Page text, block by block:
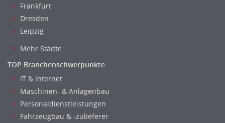
Frankfurt
Dresden
Leipzig
Mehr Städte
TOP Branchenschwerpunkte
IT & Internet
Maschinen- & Anlagenbau
Personaldienstleistungen
Fahrzeugbau & -zulieferer